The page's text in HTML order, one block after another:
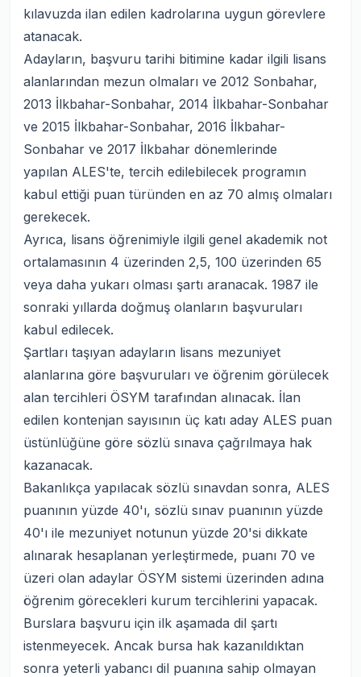
kılavuzda ilan edilen kadrolarına uygun görevlere
atanacak.
Adayların, başvuru tarihi bitimine kadar ilgili lisans
alanlarından mezun olmaları ve 2012 Sonbahar,
2013 İlkbahar-Sonbahar, 2014 İlkbahar-Sonbahar
ve 2015 İlkbahar-Sonbahar, 2016 İlkbahar-
Sonbahar ve 2017 İlkbahar dönemlerinde
yapılan ALES'te, tercih edilebilecek programın
kabul ettiği puan türünden en az 70 almış olmaları
gerekecek.
Ayrıca, lisans öğrenimiyle ilgili genel akademik not
ortalamasının 4 üzerinden 2,5, 100 üzerinden 65
veya daha yukarı olması şartı aranacak. 1987 ile
sonraki yıllarda doğmuş olanların başvuruları
kabul edilecek.
Şartları taşıyan adayların lisans mezuniyet
alanlarına göre başvuruları ve öğrenim görülecek
alan tercihleri ÖSYM tarafından alınacak. İlan
edilen kontenjan sayısının üç katı aday ALES puan
üstünlüğüne göre sözlü sınava çağrılmaya hak
kazanacak.
Bakanlıkça yapılacak sözlü sınavdan sonra, ALES
puanının yüzde 40'ı, sözlü sınav puanının yüzde
40'ı ile mezuniyet notunun yüzde 20'si dikkate
alınarak hesaplanan yerleştirmede, puanı 70 ve
üzeri olan adaylar ÖSYM sistemi üzerinden adına
öğrenim görecekleri kurum tercihlerini yapacak.
Burslara başvuru için ilk aşamada dil şartı
istenmeyecek. Ancak bursa hak kazanıldıktan
sonra yeterli yabancı dil puanına sahip olmayan